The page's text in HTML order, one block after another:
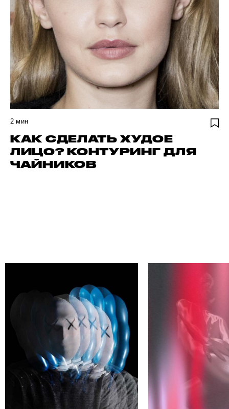
2 мин
КАК СДЕЛАТЬ ХУДОЕ
ЛИЦО? КОНТУРИНГ ДЛЯ
ЧАЙНИКОВ